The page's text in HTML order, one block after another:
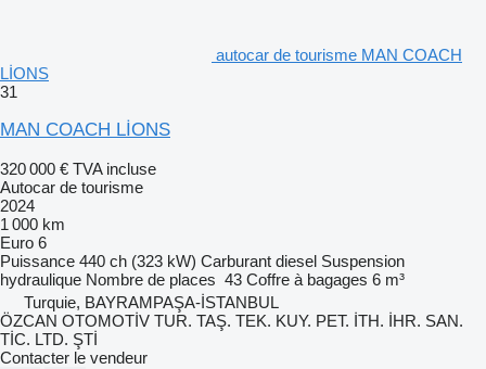
autocar de tourisme MAN COACH
LİONS
31
MAN COACH LİONS
320 000 € TVA incluse
Autocar de tourisme
2024
1 000 km
Euro 6
Puissance 440 ch (323 kW) Carburant diesel Suspension
hydraulique Nombre de places 43 Coffre à bagages 6 m³
Turquie, BAYRAMPAŞA-İSTANBUL
ÖZCAN OTOMOTİV TUR. TAŞ. TEK. KUY. PET. İTH. İHR. SAN.
TİC. LTD. ŞTİ
Contacter le vendeur